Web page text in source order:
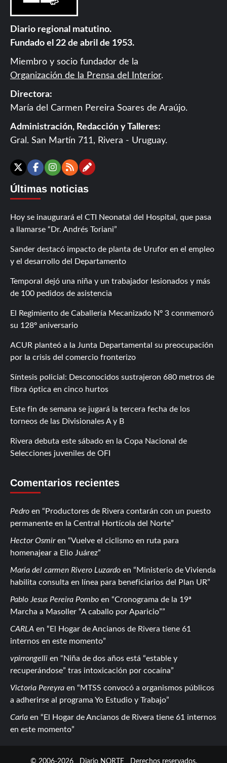
Diario regional matutino.
Fundado el 22 de abril de 1953.
Miembro y socio fundador de la
Organización de la Prensa del Interior.
Directora:
María del Carmen Pereira Soares de Araújo.
Administración, Redacción y Talleres:
Gral. San Martín 711, Rivera - Uruguay.
X Facebook
Instagram
RSSContáctanos
Últimas noticias
Hoy se inaugurará el CTI Neonatal del Hospital, que pasa
a llamarse “Dr. Andrés Toriani”
Sander destacó impacto de planta de Urufor en el empleo
y el desarrollo del Departamento
Temporal dejó una niña y un trabajador lesionados y más
de 100 pedidos de asistencia
El Regimiento de Caballería Mecanizado Nº 3 conmemoró
su 128º aniversario
ACUR planteó a la Junta Departamental su preocupación
por la crisis del comercio fronterizo
Síntesis policial: Desconocidos sustrajeron 680 metros de
fibra óptica en cinco hurtos
Este fin de semana se jugará la tercera fecha de los
torneos de las Divisionales A y B
Rivera debuta este sábado en la Copa Nacional de
Selecciones juveniles de OFI
Comentarios recientes
Pedro en
Productores de Rivera contarán con un puesto
permanente en la Central Hortícola del Norte
Hector Osmiren
Vuelve el ciclismo en ruta para
homenajear a Elio Juárez
Maria del carmen Rivero Luzardo en
Ministerio de Vivienda
habilita consulta en línea para beneficiarios del Plan UR
Pablo Jesus Pereira Pombo en
Cronograma de la 19ª
Marcha a Masoller “A caballo por Aparicio”
CARLA en
El Hogar de Ancianos de Rivera tiene 61
internos en este momento
vpirrongelli en
Niña de dos años está “estable y
recuperándose” tras intoxicación por cocaína
Victoria Pereyra en
MTSS convocó a organismos públicos
a adherirse al programa Yo Estudio y Trabajo
Carla en
El Hogar de Ancianos de Rivera tiene 61 internos
en este momento
© 2006-2026 Diario NORTE Derechos reservados.